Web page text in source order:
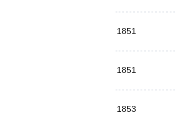
1851
1851
1853